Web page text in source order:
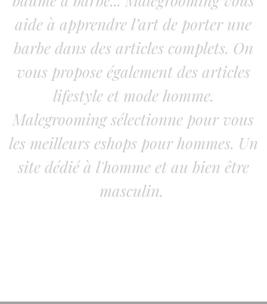
aide à apprendre l’art de porter une
barbe dans des articles complets. On
vous propose également des articles
lifestyle et mode homme.
Malegrooming sélectionne pour vous
les meilleurs eshops pour hommes. Un
site dédié à l'homme et au bien être
masculin.